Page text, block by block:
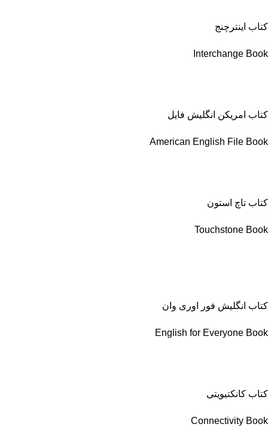
کتاب اینترچنج
Interchange Book
کتاب امریکن انگلیش فایل
American English File Book
کتاب تاچ استون
Touchstone Book
کتاب انگلیش فور اوری وان
English for Everyone Book
کتاب کانکتیویتی
Connectivity Book